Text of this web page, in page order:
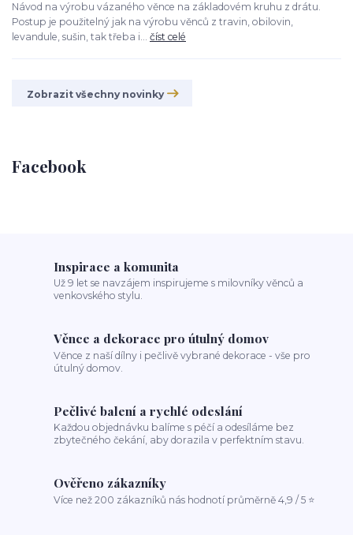
Návod na výrobu vázaného věnce na základovém kruhu z drátu.
Postup je použitelný jak na výrobu věnců z travin, obilovin,
levandule, sušin, tak třeba i... číst celé
Zobrazit všechny novinky
Facebook
Inspirace a komunita
Už 9 let se navzájem inspirujeme s milovníky věnců a
venkovského stylu.
Věnce a dekorace pro útulný domov
Věnce z naší dílny i pečlivě vybrané dekorace - vše pro
útulný domov.
Pečlivé balení a rychlé odeslání
Každou objednávku balíme s péčí a odesíláme bez
zbytečného čekání, aby dorazila v perfektním stavu.
Ověřeno zákazníky
Více než 200 zákazníků nás hodnotí průměrně 4,9 / 5 ⭐